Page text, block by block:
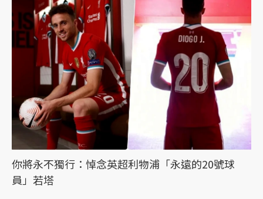
你將永不獨行：悼念英超利物浦「永遠的20號球
員」若塔